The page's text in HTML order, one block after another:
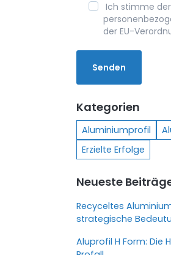
Ich stimme
der EU-
Kategorien
Aluminiumprofil
Erzielte Erfolge
Neueste
Recyceltes
strategische
Aluprofil H Form: Die